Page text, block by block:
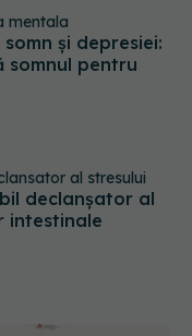
și depresiei:
somnul pentru
declanșator al
intestinale